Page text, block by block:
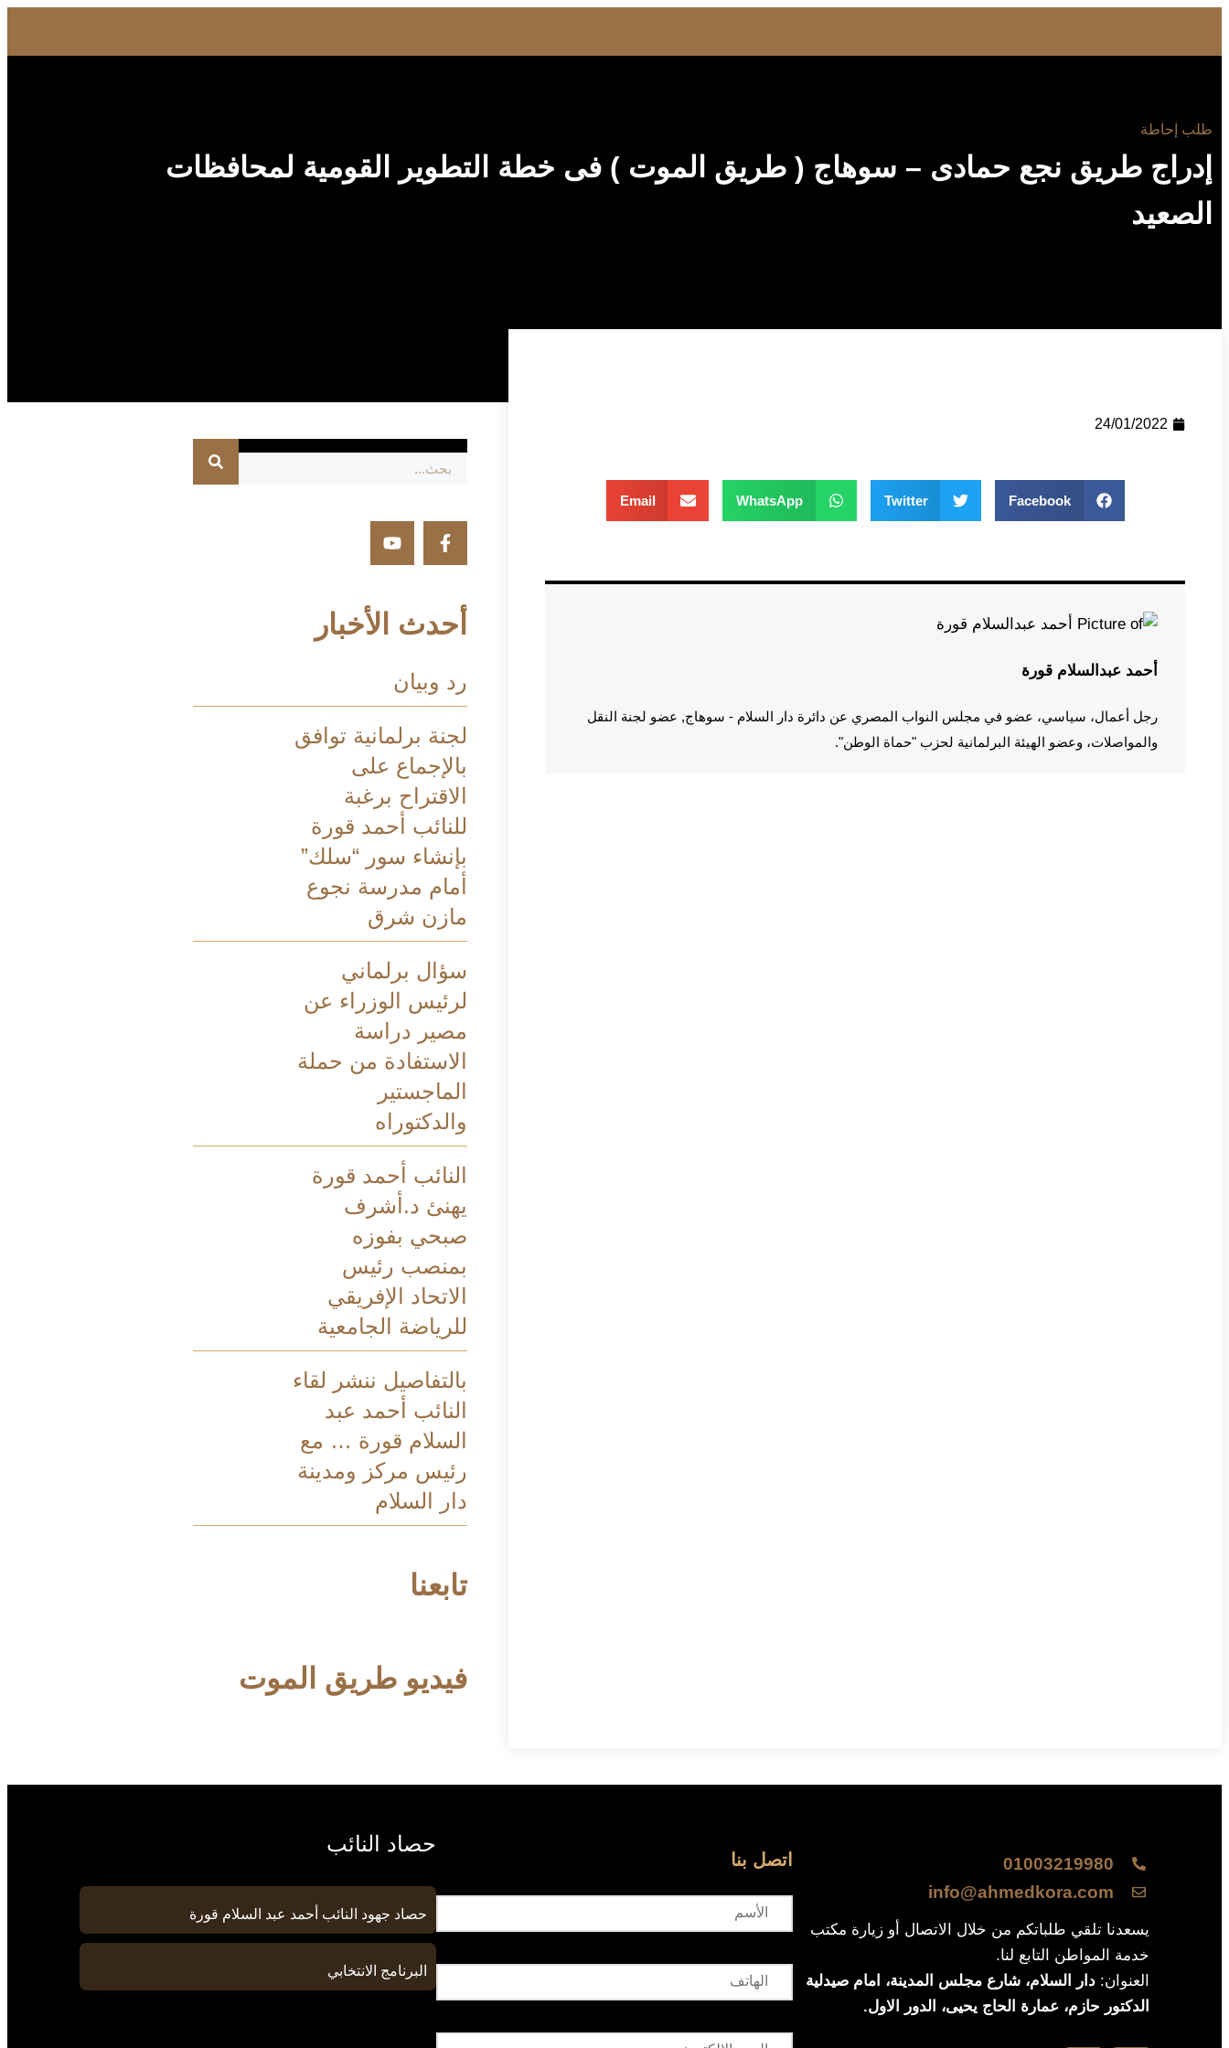
طلب إحاطة
إدراج طريق نجع حمادى – سوهاج ( طريق الموت ) فى خطة التطوير القومية لمحافظات
الصعيد
24/01/2022
Facebook
Twitter
WhatsApp
Email
أحمد عبدالسلام قورة
رجل أعمال، سياسي، عضو في مجلس النواب المصري عن دائرة دار السلام - سوهاج, عضو لجنة النقل
والمواصلات، وعضو الهيئة البرلمانية لحزب "حماة الوطن".
أحدث الأخبار
رد وبيان
لجنة برلمانية توافق
بالإجماع على
الاقتراح برغبة
للنائب أحمد قورة
بإنشاء سور “سلك”
أمام مدرسة نجوع
مازن شرق
سؤال برلماني
لرئيس الوزراء عن
مصير دراسة
الاستفادة من حملة
الماجستير
والدكتوراه
النائب أحمد قورة
يهنئ د.أشرف
صبحي بفوزه
بمنصب رئيس
الاتحاد الإفريقي
للرياضة الجامعية
بالتفاصيل ننشر لقاء
النائب أحمد عبد
السلام قورة … مع
رئيس مركز ومدينة
دار السلام
تابعنا
فيديو طريق الموت
01003219980
info@ahmedkora.com
يسعدنا تلقي طلباتكم من خلال الاتصال أو زيارة مكتب
خدمة المواطن التابع لنا.
العنوان: دار السلام، شارع مجلس المدينة، امام صيدلية
الدكتور حازم، عمارة الحاج يحيى، الدور الاول.
اتصل بنا
حصاد النائب
حصاد جهود النائب أحمد عبد السلام قورة
البرنامج الانتخابي